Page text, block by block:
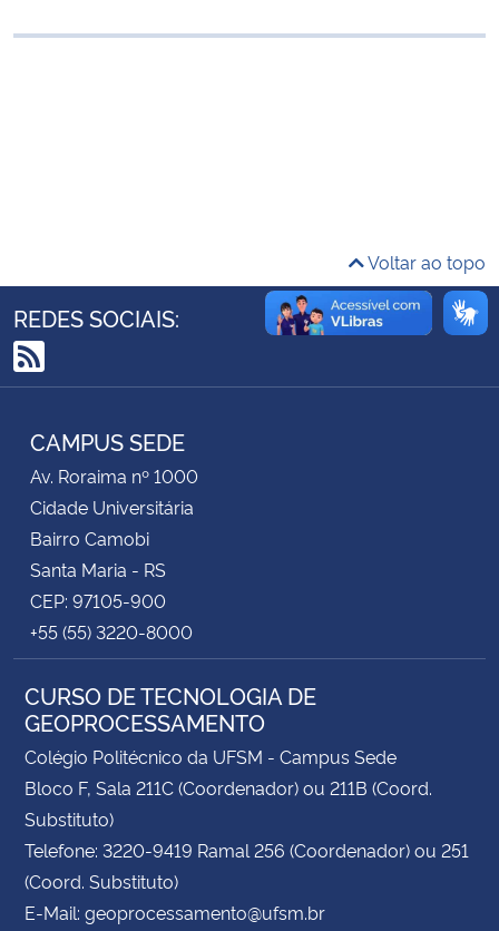
Controladoria-Geral da União
Secretaria-Geral
Secretaria de Governo
Gabinete de Segurança Institucional
Advocacia-Geral da União
Banco Central do Brasil
Planalto
Voltar ao topo
REDES SOCIAIS:
RSS
CAMPUS SEDE
Av. Roraima nº 1000
Cidade Universitária
Bairro Camobi
Santa Maria - RS
CEP: 97105-900
+55 (55) 3220-8000
CURSO DE TECNOLOGIA DE
GEOPROCESSAMENTO
Colégio Politécnico da UFSM - Campus Sede
Bloco F, Sala 211C (Coordenador) ou 211B (Coord.
Substituto)
Telefone: 3220-9419 Ramal 256 (Coordenador) ou 251
(Coord. Substituto)
E-Mail: geoprocessamento@ufsm.br